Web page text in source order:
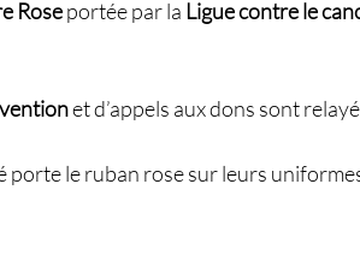
Roseportée par la Ligue contre le
et d’appels aux dons sont
porte le ruban rose sur leurs